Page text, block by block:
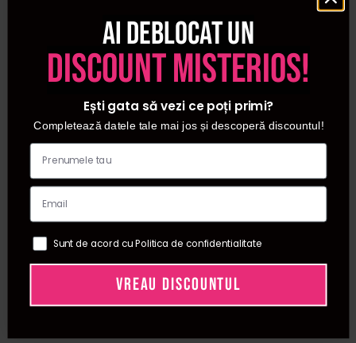
Ai deblocat un
discount misterios!
Ești gata să vezi ce poți primi?
Completează datele tale mai jos și descoperă discountul!
Sunt de acord cu Politica de confidentialitate
VREAU DISCOUNTUL